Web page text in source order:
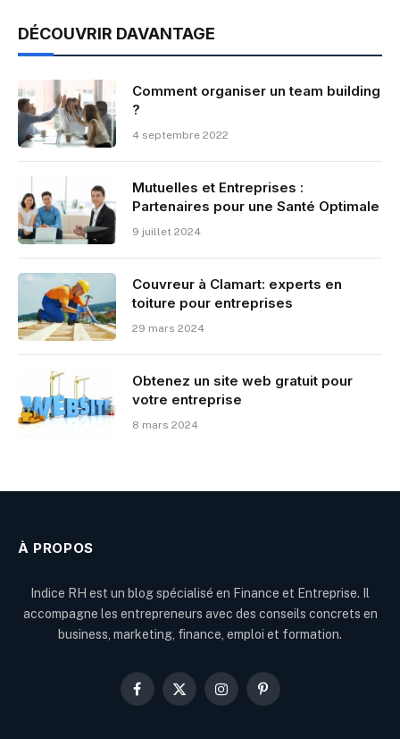
DÉCOUVRIR DAVANTAGE
Comment organiser un team building
?
4 septembre 2022
Mutuelles et Entreprises :
Partenaires pour une Santé Optimale
9 juillet 2024
Couvreur à Clamart: experts en
toiture pour entreprises
29 mars 2024
Obtenez un site web gratuit pour
votre entreprise
8 mars 2024
À PROPOS
Indice RH est un blog spécialisé en Finance et Entreprise. Il
accompagne les entrepreneurs avec des conseils concrets en
business, marketing, finance, emploi et formation.
Facebook
X
InstagramPinterest